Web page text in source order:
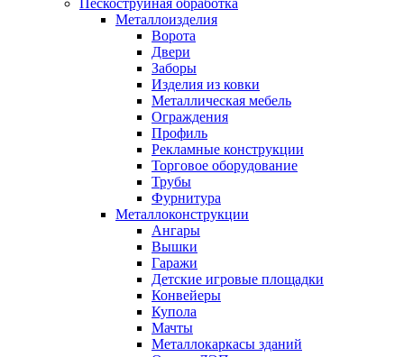
Металлоизделия
Ворота
Двери
Заборы
Изделия из ковки
Металлическая мебель
Ограждения
Профиль
Рекламные конструкции
Торговое оборудование
Трубы
Фурнитура
Металлоконструкции
Ангары
Вышки
Гаражи
Детские игровые площадки
Конвейеры
Купола
Мачты
Металлокаркасы зданий